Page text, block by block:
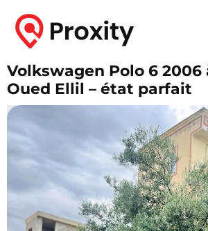
Volkswagen Polo 6 2006
Oued Ellil – état parfait